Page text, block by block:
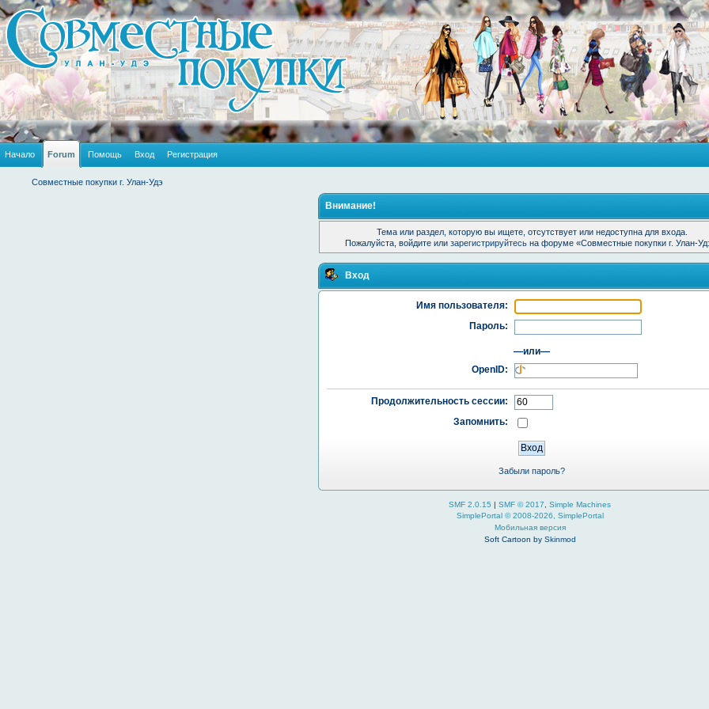
Начало Forum Помощь Вход Регистрация
Совместные покупки г. Улан-Удэ
Внимание!
Тема или раздел, которую вы ищете, отсутствует или недоступна для входа.
Пожалуйста, войдите или зарегистрируйтесьна форуме «Совместные покупки г. Улан-
Вход
Имя пользователя:
Пароль:
—или—
OpenID:
Продолжительность сессии:
Запомнить:
Забыли пароль?
SMF 2.0.15 | SMF © 2017
Simple Machines
SimplePortal © 2008-2026, SimplePortal
Мобильная версия
Soft Cartoon by Skinmod